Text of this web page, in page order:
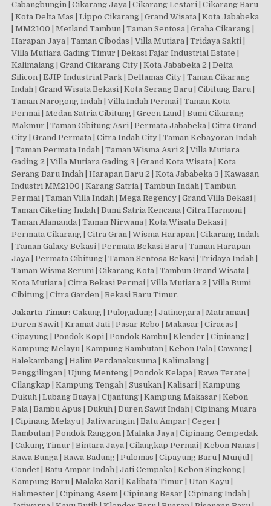
Cabangbungin | Cikarang Jaya | Cikarang Lestari | Cikarang Baru
| Kota Delta Mas | Lippo Cikarang | Grand Wisata | Kota Jababeka
| MM2100 | Metland Tambun | Taman Sentosa | Graha Cikarang |
Harapan Jaya | Taman Cibodas | Villa Mutiara | Tridaya Sakti |
Villa Mutiara Gading Timur | Bekasi Fajar Industrial Estate |
Kalimalang | Grand Cikarang City | Kota Jababeka 2 | Delta
Silicon | EJIP Industrial Park | Deltamas City | Taman Cikarang
Indah | Grand Wisata Bekasi | Kota Serang Baru | Cibitung Baru |
Taman Narogong Indah | Villa Indah Permai | Taman Kota
Permai | Medan Satria Cibitung | Green Land | Bumi Cikarang
Makmur | Taman Cibitung Asri | Permata Jababeka | Citra Grand
City | Grand Permata | Citra Indah City | Taman Kebayoran Indah
| Taman Permata Indah | Taman Wisma Asri 2 | Villa Mutiara
Gading 2 | Villa Mutiara Gading 3 | Grand Kota Wisata | Kota
Serang Baru Indah | Harapan Baru 2 | Kota Jababeka 3 | Kawasan
Industri MM2100 | Karang Satria | Tambun Indah | Tambun
Permai | Taman Villa Indah | Mega Regency | Grand Villa Bekasi |
Taman Ciketing Indah | Bumi Satria Kencana | Citra Harmoni |
Taman Alamanda | Taman Nirwana | Kota Wisata Bekasi |
Permata Cikarang | Citra Gran | Wisma Harapan | Cikarang Indah
| Taman Galaxy Bekasi | Permata Bekasi Baru | Taman Harapan
Jaya | Permata Cibitung | Taman Sentosa Bekasi | Tridaya Indah |
Taman Wisma Seruni | Cikarang Kota | Tambun Grand Wisata |
Kota Mutiara | Citra Bekasi Permai | Villa Mutiara 2 | Villa Bumi
Cibitung | Citra Garden | Bekasi Baru Timur.
Jakarta Timur: Cakung | Pulogadung | Jatinegara | Matraman |
Duren Sawit | Kramat Jati | Pasar Rebo | Makasar | Ciracas |
Cipayung | Pondok Kopi | Pondok Bambu | Klender | Cipinang |
Kampung Melayu | Kampung Rambutan | Kebon Pala | Cawang |
Balekambang | Halim Perdanakusuma | Kalimalang |
Penggilingan | Ujung Menteng | Pondok Kelapa | Rawa Terate |
Cilangkap | Kampung Tengah | Susukan | Kalisari | Kampung
Dukuh | Lubang Buaya | Cijantung | Kampung Makasar | Kebon
Pala | Bambu Apus | Dukuh | Duren Sawit Indah | Cipinang Muara
| Cipinang Melayu | Jatiwaringin | Batu Ampar | Ceger |
Rambutan | Pondok Ranggon | Malaka Jaya | Cipinang Cempedak
| Cakung Timur | Bintara Jaya | Cilangkap Permai | Kebon Nanas |
Rawa Bunga | Rawa Badung | Pulomas | Cipayung Baru | Munjul |
Condet | Batu Ampar Indah | Jati Cempaka | Kebon Singkong |
Kampung Baru | Malaka Sari | Kalibata Timur | Utan Kayu |
Balimester | Cipinang Asem | Cipinang Besar | Cipinang Indah |